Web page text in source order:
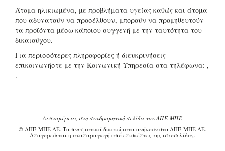
Άτομα ηλικιωμένα, με προβλήματα υγείας καθώς και άτομα
που αδυνατούν να προσέλθουν, μπορούν να προμηθευτούν
τα προϊόντα μέσω κάποιου συγγενή με την ταυτότητα του
δικαιούχου.
Για περισσότερες πληροφορίες ή διευκρινήσεις
επικοινωνήστε με την Κοινωνική Υπηρεσία στα τηλέφωνα: ,
.
Λεπτομέρειες στη συνδρομητική σελίδα του ΑΠΕ-ΜΠΕ
© ΑΠΕ-ΜΠΕ ΑΕ. Τα πνευματικά δικαιώματα ανήκουν στο ΑΠΕ-ΜΠΕ ΑΕ.
Απαγορεύεται η αναπαραγωγή από επισκέπτες της ιστοσελίδας.